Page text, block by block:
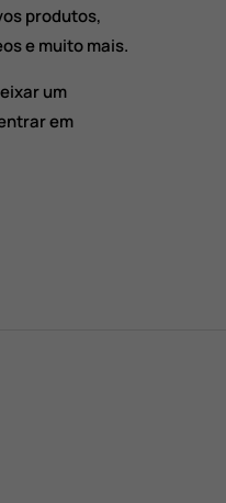
produtos,
e muito mais.
um
em